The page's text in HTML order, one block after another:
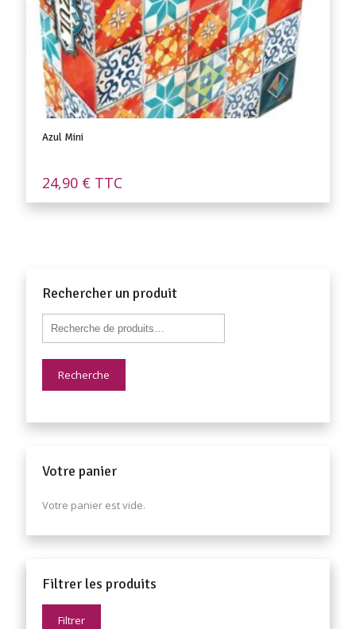
Azul Mini
24,90 € TTC
Rechercher un produit
Recherche
Votre panier
Votre panier est vide.
Filtrer les produits
Filtrer